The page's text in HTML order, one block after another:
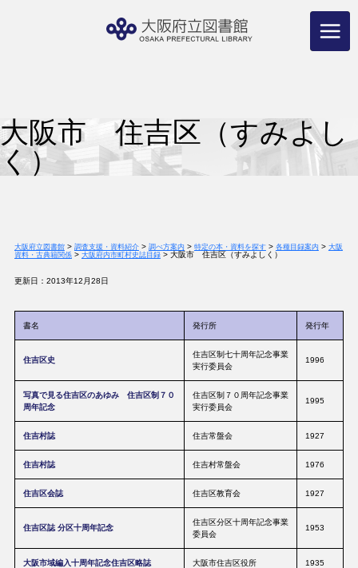
大阪市 住吉区（すみよし
く）
大阪府立図書館> 調査支援・資料紹介> 調べ方案内 > 特定の本・資料を探す> 各種目録案内 > 大阪
資料・古典籍関係> 大阪府内市町村史誌目録> 大阪市 住吉区（すみよしく）
更新日：2013年12月28日
書名 発行所 発行年
住吉区史
住吉区制七十周年記念事業
実行委員会
1996
写真で見る住吉区のあゆみ 住吉区制７０
周年記念
住吉区制７０周年記念事業
実行委員会
1995
住吉村誌 住吉常盤会 1927
住吉村誌 住吉村常盤会 1976
住吉区会誌 住吉区教育会 1927
住吉区誌 分区十周年記念
住吉区分区十周年記念事業
委員会
1953
大阪市域編入十周年記念住吉区略誌 大阪市住吉区役所 1935